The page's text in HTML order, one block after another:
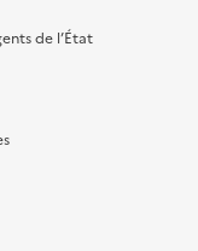
de l’État